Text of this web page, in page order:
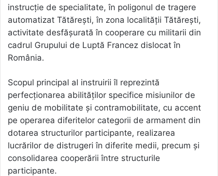
instrucție de specialitate, în poligonul de tragere
automatizat Tătărești, în zona localității Tătărești,
activitate desfășurată în cooperare cu militarii din
cadrul Grupului de Luptă Francez dislocat în
România.
Scopul principal al instruirii îl reprezintă
perfecționarea abilităților specifice misiunilor de
geniu de mobilitate și contramobilitate, cu accent
pe operarea diferitelor categorii de armament din
dotarea structurilor participante, realizarea
lucrărilor de distrugeri în diferite medii, precum și
consolidarea cooperării între structurile
participante.